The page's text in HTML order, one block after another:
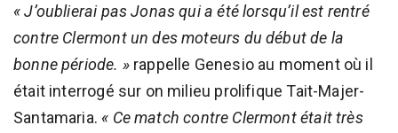
« J’oublierai pas Jonas qui a été lorsqu’il est rentré
contre Clermont un des moteurs du début de la
bonne période. »rappelle Genesio au moment où il
était interrogé sur on milieu prolifique Tait-Majer-
Santamaria. « Ce match contre Clermont était très